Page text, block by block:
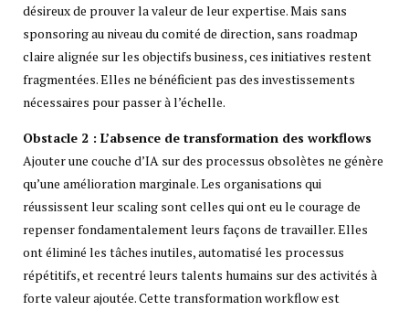
désireux de prouver la valeur de leur expertise. Mais sans
sponsoring au niveau du comité de direction, sans roadmap
claire alignée sur les objectifs business, ces initiatives restent
fragmentées. Elles ne bénéficient pas des investissements
nécessaires pour passer à l’échelle.
Obstacle 2 : L’absence de transformation des workflows
Ajouter une couche d’IA sur des processus obsolètes ne génère
qu’une amélioration marginale. Les organisations qui
réussissent leur scaling sont celles qui ont eu le courage de
repenser fondamentalement leurs façons de travailler. Elles
ont éliminé les tâches inutiles, automatisé les processus
répétitifs, et recentré leurs talents humains sur des activités à
forte valeur ajoutée. Cette transformation workflow est